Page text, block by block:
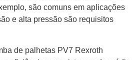
são comuns em aplicações
e alta pressão são requisitos
de palhetas PV7 Rexroth